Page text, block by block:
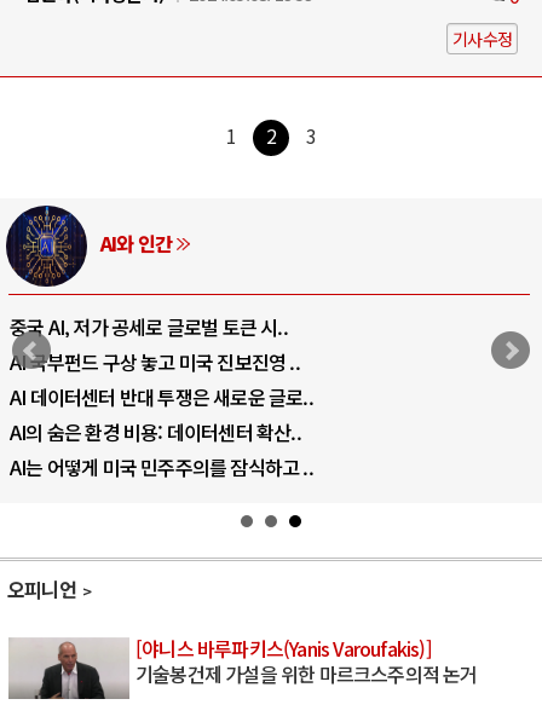
기사수정
1 2 3
AI와 인간
중국 AI, 저가 공세로 글로벌 토큰 시..
AI 국부펀드 구상 놓고 미국 진보진영 ..
AI 데이터센터 반대 투쟁은 새로운 글로..
AI의 숨은 환경 비용: 데이터센터 확산..
AI는 어떻게 미국 민주주의를 잠식하고 ..
오피니언
[야니스 바루파키스(Yanis Varoufakis)]
기술봉건제 가설을 위한 마르크스주의적 논거